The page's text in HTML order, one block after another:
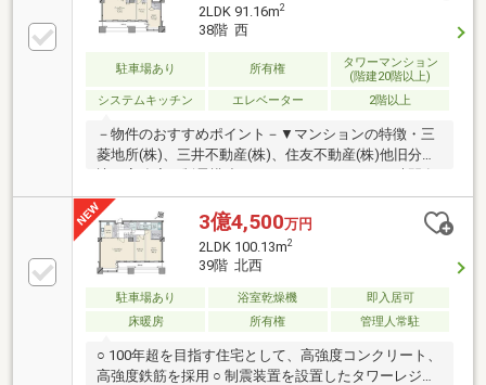
2LDK 91.16m2
38階 西
駐車場あり 所有権
タワーマンション
(階建20階以上)
システムキッチン
エレベーター 2階以上
－物件のおすすめポイント－▼マンションの特徴・三
菱地所(株)、三井不動産(株)、住友不動産(株)他旧分
譲・高強度・制震構造のタワーレジデンス・24時間有
人管理(9～20時フロントサービス、夜間警備員常駐)・
2階以上の各階にゴミステーション有・ゲストルーム
等の共用施設(一部有償)・ペット飼育可(細則有)▼住戸
の特徴・東京タワーを望む(天候による)・主寝室は約
10.2帖、WIC有・浴室は1620サイズ▼設備・食洗機・2
ボウル洗面台・オートロックシステム■ ご希望の住ま
い探しをお手伝いします ━━━━━・・・物件の詳
3億4,500万円
2LDK 100.13m2
39階 北西
駐車場あり 浴室乾燥機
即入居可
床暖房
所有権 管理人常駐
○ 100年超を目指す住宅として、高強度コンクリート、
高強度鉄筋を採用 ○ 制震装置を設置したタワーレジデ